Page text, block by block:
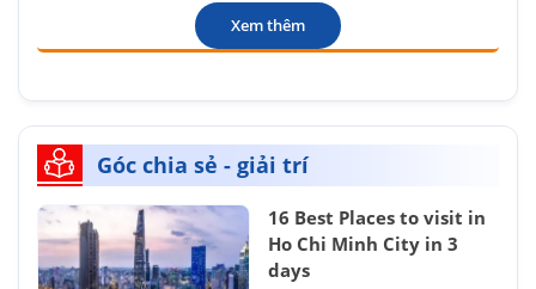
Xem thêm
Góc chia sẻ - giải trí
16 Best Places to visit in
Ho Chi Minh City in 3
days